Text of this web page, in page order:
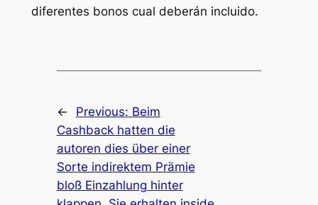
diferentes bonos cual deberán incluido.
← Previous: Beim
Cashback hatten die
autoren dies über einer
Sorte indirektem Prämie
bloß Einzahlung hinter